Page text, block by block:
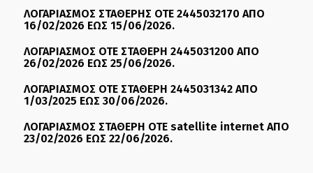
ΛΟΓΑΡΙΑΣΜΟΣ ΣΤΑΘΕΡΗΣ ΟΤΕ 2445032170 ΑΠΟ
16/02/2026 ΕΩΣ 15/06/2026.
ΛΟΓΑΡΙΑΣΜΟΣ ΟΤΕ ΣΤΑΘΕΡΗ 2445031200 ΑΠΟ
26/02/2026 ΕΩΣ 25/06/2026.
ΛΟΓΑΡΙΑΣΜΟΣ ΟΤΕ ΣΤΑΘΕΡΗ 2445031342 ΑΠΟ
1/03/2025 ΕΩΣ 30/06/2026.
ΛΟΓΑΡΙΑΣΜΟΣ ΣΤΑΘΕΡΗ ΟΤΕ satellite internet ΑΠΟ
23/02/2026 ΕΩΣ 22/06/2026.